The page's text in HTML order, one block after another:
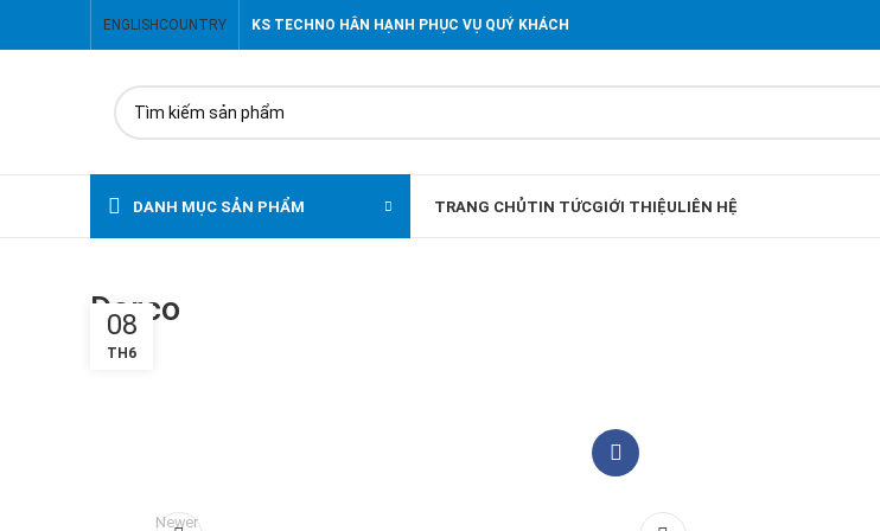
ENGLISH COUNTRY KS TECHNO HÂN HẠNH PHỤC VỤ QUÝ KHÁCH
DANH MỤC SẢN PHẨM TRANG CHỦTIN TỨCGIỚI THIỆULIÊN HỆ
Dorco
08
TH6
Newer